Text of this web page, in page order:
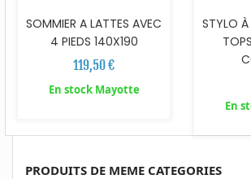
SOMMIER A LATTES AVEC
4 PIEDS 140X190
119,50 €
En stock Mayotte
STYLO À
En
PRODUITS DE MEME CATEGORIES